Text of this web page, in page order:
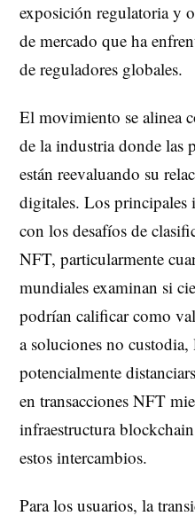
exposición regulatoria y
de mercado que ha
de reguladores globales.
El movimiento se alinea
de la industria donde las
están reevaluando su
digitales. Los principales
con los desafíos de
NFT, particularmente
mundiales examinan si
podrían calificar como
a soluciones no
potencialmente
en transacciones NFT
infraestructura
estos intercambios.
Para los usuarios, la